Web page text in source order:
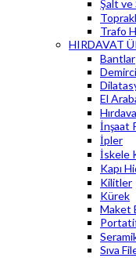
Şalt
Trafo
HIRDAVAT
Bantlar
El
İnşaat
İpler
İskele
Kapı
Kilitler
Kürek
Maket
Sıva